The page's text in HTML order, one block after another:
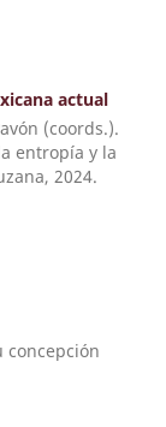
actual
(coords.).
entropía y la
2024.
concepción